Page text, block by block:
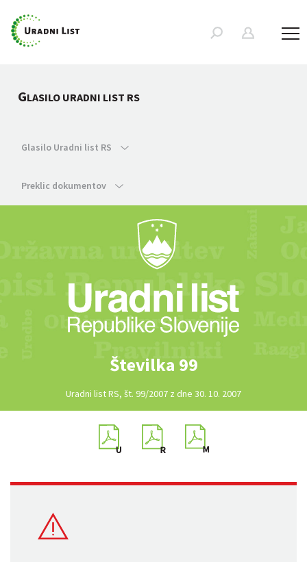
GLASILO URADNI LIST RS
Glasilo Uradni list RS
Preklic dokumentov
Številka 99
Uradni list RS, št. 99/2007 z dne 30. 10. 2007